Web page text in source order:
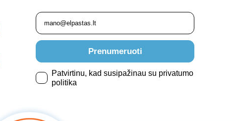
Prenumeruoti
Patvirtinu, kad susipažinau su privatumo
politika